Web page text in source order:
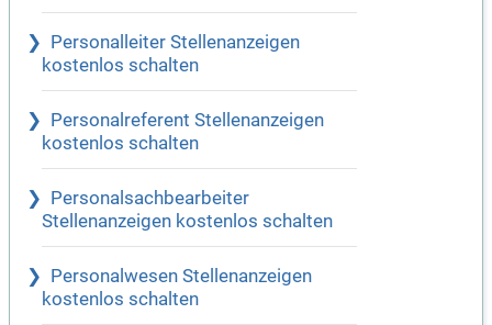
Personalleiter Stellenanzeigen
kostenlos schalten
Personalreferent Stellenanzeigen
kostenlos schalten
Personalsachbearbeiter
Stellenanzeigen kostenlos schalten
Personalwesen Stellenanzeigen
kostenlos schalten